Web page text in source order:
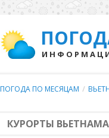
ПОГОДА ПО МЕСЯЦАМ /
КУРОРТЫ ВЬЕТНАМА